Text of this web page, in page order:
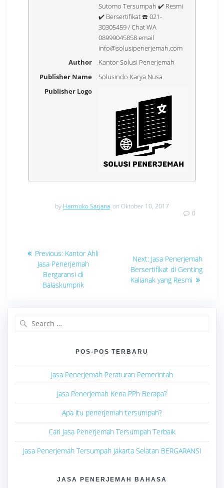
Sutomo Tersumpah ✔️ Resmi
✔️ Bersertifikat ☎️ 021-
30305459 / Chat WA
08999045858 email
info@solusipenerjemah.com
Author
Kantor Solusi Penerjemah
Publisher Name
Solusindo Karya Nusa
Publisher Logo
by Harmoko Sarjana on Oktober 10, 2017
0
Navigasi
pos
Previous: Previous
post:
Kantor Ahli
Jasa Penerjemah
Bergaransi di
Balaskumprik
Next: Next
post:
Jasa Penerjemah
Bersertifikat di Genting
Kalianak yang Resmi
POS-POS TERBARU
Jasa Penerjemah Peraturan Pemerintah
Jasa Penerjemah Kena PPh Berapa?
Apa itu penerjemah tersumpah?
Cari Jasa Penerjemah Tersumpah Terbaik
Jasa Penerjemah Tersumpah Jakarta Selatan BERGARANSI
JASA PENERJEMAH BAHASA